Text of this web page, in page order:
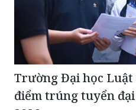
Trường Đại học Luật
điểm trúng tuyển